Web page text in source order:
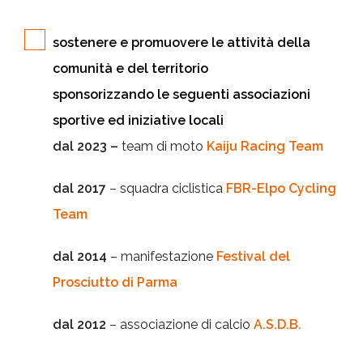
sostenere e promuovere le attività della
comunità e del territorio
sponsorizzando le seguenti associazioni
sportive ed iniziative locali
dal 2023 – team di moto Kaiju Racing Team
dal 2017 – squadra ciclistica FBR-Elpo Cycling
Team
dal 2014 – manifestazione Festival del
Prosciutto di Parma
dal 2012 – associazione di calcio A.S.D.B.